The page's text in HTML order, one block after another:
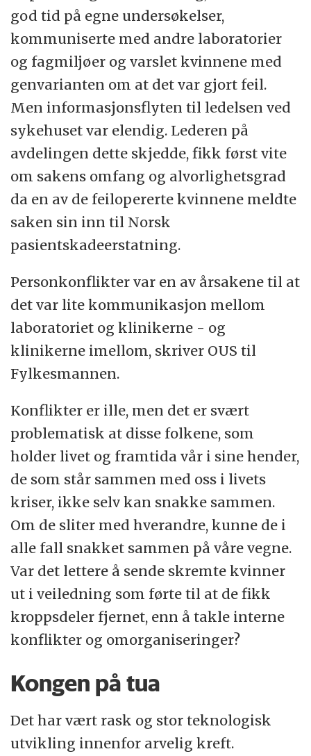
god tid på egne undersøkelser,
kommuniserte med andre laboratorier
og fagmiljøer og varslet kvinnene med
genvarianten om at det var gjort feil.
Men informasjonsflyten til ledelsen ved
sykehuset var elendig. Lederen på
avdelingen dette skjedde, fikk først vite
om sakens omfang og alvorlighetsgrad
da en av de feilopererte kvinnene meldte
saken sin inn til Norsk
pasientskadeerstatning.
Personkonflikter var en av årsakene til at
det var lite kommunikasjon mellom
laboratoriet og klinikerne - og
klinikerne imellom, skriver OUS til
Fylkesmannen.
Konflikter er ille, men det er svært
problematisk at disse folkene, som
holder livet og framtida vår i sine hender,
de som står sammen med oss i livets
kriser, ikke selv kan snakke sammen.
Om de sliter med hverandre, kunne de i
alle fall snakket sammen på våre vegne.
Var det lettere å sende skremte kvinner
ut i veiledning som førte til at de fikk
kroppsdeler fjernet, enn å takle interne
konflikter og omorganiseringer?
Kongen på tua
Det har vært rask og stor teknologisk
utvikling innenfor arvelig kreft.